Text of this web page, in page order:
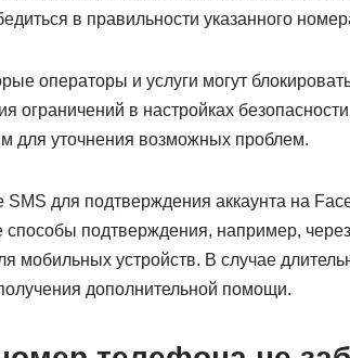
в правильности указанного
операторы и услуги могут
ограничений в настройках
для уточнения возможных проблем.
для подтверждения аккаунта на
способы подтверждения, например,
мобильных устройств. В случае
дополнительной помощи.